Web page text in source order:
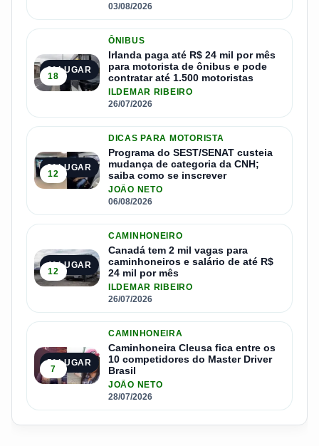
03/08/2026
2º LUGAR
18
ÔNIBUS
Irlanda paga até R$ 24 mil por mês
para motorista de ônibus e pode
contratar até 1.500 motoristas
ILDEMAR RIBEIRO
26/07/2026
3º LUGAR
12
DICAS PARA MOTORISTA
Programa do SEST/SENAT custeia
mudança de categoria da CNH;
saiba como se inscrever
JOÃO NETO
06/08/2026
4º LUGAR
12
CAMINHONEIRO
Canadá tem 2 mil vagas para
caminhoneiros e salário de até R$
24 mil por mês
ILDEMAR RIBEIRO
26/07/2026
5º LUGAR
7
CAMINHONEIRA
Caminhoneira Cleusa fica entre os
10 competidores do Master Driver
Brasil
JOÃO NETO
28/07/2026